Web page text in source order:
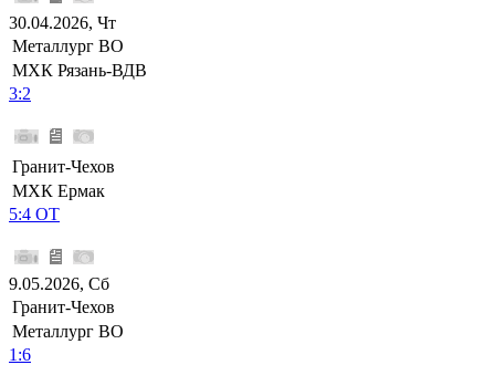
30.04.2026, Чт
Металлург ВО
МХК Рязань-ВДВ
3:2
Гранит-Чехов
МХК Ермак
5:4 ОТ
9.05.2026, Сб
Гранит-Чехов
Металлург ВО
1:6